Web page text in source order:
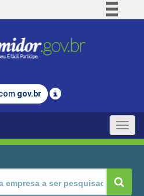
Comunica BR
Legislação
gov.br
Toggle